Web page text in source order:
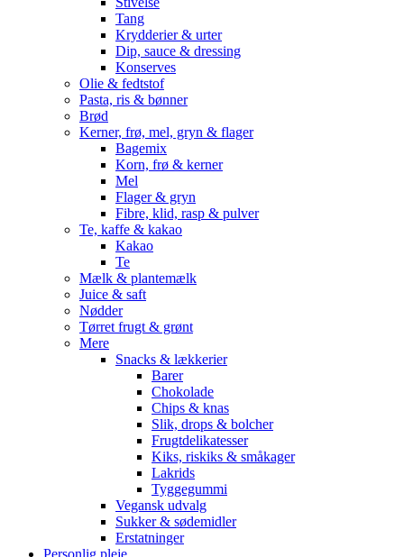
Tang
Krydderier & urter
Dip, sauce & dressing
Konserves
Olie & fedtstof
Pasta, ris & bønner
Brød
Kerner, frø, mel, gryn & flager
Bagemix
Korn, frø & kerner
Mel
Flager & gryn
Fibre, klid, rasp & pulver
Te, kaffe & kakao
Kakao
Te
Mælk & plantemælk
Juice & saft
Nødder
Tørret frugt & grønt
Mere
Snacks & lækkerier
Barer
Chokolade
Chips & knas
Slik, drops & bolcher
Frugtdelikatesser
Kiks, riskiks & småkager
Lakrids
Tyggegummi
Vegansk udvalg
Sukker & sødemidler
Erstatninger